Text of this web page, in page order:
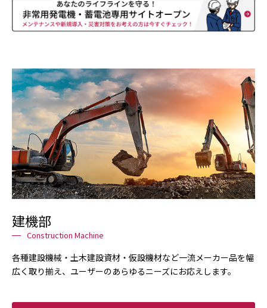
建機部
Construction Machine
各種建設機械・土木建設資材・仮設機材など一流メーカー品を幅
広く取り揃え、ユーザーのあらゆるニーズにお応えします。